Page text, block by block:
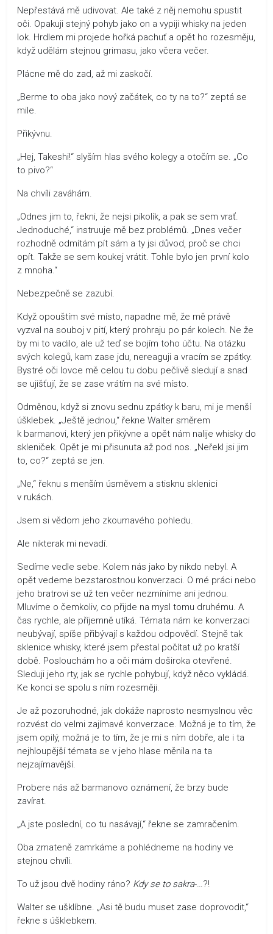
Nepřestává mě udivovat. Ale také z něj nemohu spustit
oči. Opakuji stejný pohyb jako on a vypiji whisky na jeden
lok. Hrdlem mi projede hořká pachuť a opět ho rozesměju,
když udělám stejnou grimasu, jako včera večer.
Plácne mě do zad, až mi zaskočí.
„Berme to oba jako nový začátek, co ty na to?“ zeptá se
mile.
Přikývnu.
„Hej, Takeshi!“ slyším hlas svého kolegy a otočím se. „Co
to pivo?“
Na chvíli zaváhám.
„Odnes jim to, řekni, že nejsi pikolík, a pak se sem vrať.
Jednoduché,“ instruuje mě bez problémů. „Dnes večer
rozhodně odmítám pít sám a ty jsi důvod, proč se chci
opít. Takže se sem koukej vrátit. Tohle bylo jen první kolo
z mnoha.“
Nebezpečně se zazubí.
Když opouštím své místo, napadne mě, že mě právě
vyzval na souboj v pití, který prohraju po pár kolech. Ne že
by mi to vadilo, ale už teď se bojím toho účtu. Na otázku
svých kolegů, kam zase jdu, nereaguji a vracím se zpátky.
Bystré oči lovce mě celou tu dobu pečlivě sledují a snad
se ujišťují, že se zase vrátím na své místo.
Odměnou, když si znovu sednu zpátky k baru, mi je menší
úšklebek. „Ještě jednou,“ řekne Walter směrem
k barmanovi, který jen přikývne a opět nám nalije whisky do
skleniček. Opět je mi přisunuta až pod nos. „Neřekl jsi jim
to, co?“ zeptá se jen.
„Ne,“ řeknu s menším úsměvem a stisknu sklenici
v rukách.
Jsem si vědom jeho zkoumavého pohledu.
Ale nikterak mi nevadí.
Sedíme vedle sebe. Kolem nás jako by nikdo nebyl. A
opět vedeme bezstarostnou konverzaci. O mé práci nebo
jeho bratrovi se už ten večer nezmíníme ani jednou.
Mluvíme o čemkoliv, co přijde na mysl tomu druhému. A
čas rychle, ale příjemně utíká. Témata nám ke konverzaci
neubývají, spíše přibývají s každou odpovědí. Stejně tak
sklenice whisky, které jsem přestal počítat už po kratší
době. Poslouchám ho a oči mám doširoka otevřené.
Sleduji jeho rty, jak se rychle pohybují, když něco vykládá.
Ke konci se spolu s ním rozesměji.
Je až pozoruhodné, jak dokáže naprosto nesmyslnou věc
rozvést do velmi zajímavé konverzace. Možná je to tím, že
jsem opilý, možná je to tím, že je mi s ním dobře, ale i ta
nejhloupější témata se v jeho hlase měnila na ta
nejzajímavější.
Probere nás až barmanovo oznámení, že brzy bude
zavírat.
„A jste poslední, co tu nasávají,“ řekne se zamračením.
Oba zmateně zamrkáme a pohlédneme na hodiny ve
stejnou chvíli.
To už jsou dvě hodiny ráno? Kdy se to sakra-…?!
Walter se ušklíbne. „Asi tě budu muset zase doprovodit,“
řekne s úšklebkem.